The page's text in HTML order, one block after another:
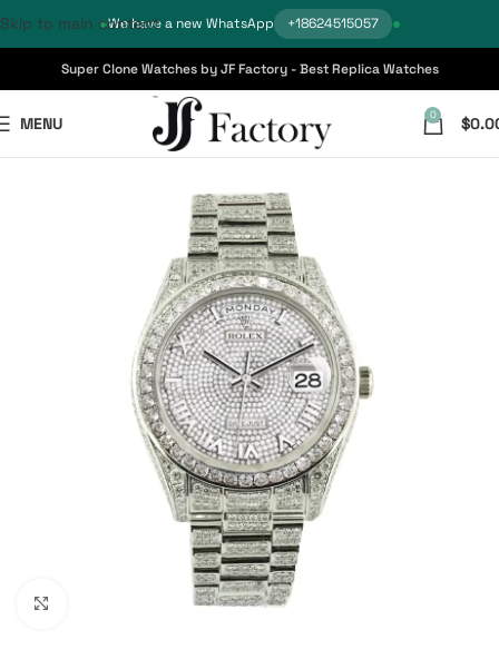
We have a new WhatsApp +18624515057
Skip to main content
Super Clone Watches by JF Factory - Best Replica Watches
MENU 0 $